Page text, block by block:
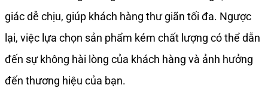
giác dễ chịu, giúp khách hàng thư giãn tối đa. Ngược
lại, việc lựa chọn sản phẩm kém chất lượng có thể dẫn
đến sự không hài lòng của khách hàng và ảnh hưởng
đến thương hiệu của bạn.